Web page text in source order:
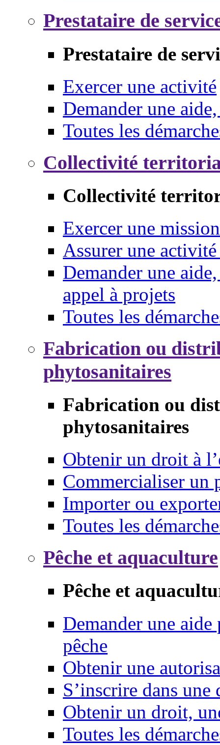
Prestataire de
Prestataire de
Exercer une activité
Demander une
Toutes les
Collectivité
Collectivité
Exercer une mission
Assurer une
Demander une
appel à projets
Toutes les
Fabrication ou
phytosanitaires
Fabrication ou
phytosanitaires
Obtenir un droit à
Commercialiser un
Importer ou
Toutes les
Pêche et aquaculture
Pêche et
Demander une
pêche
Obtenir une
S’inscrire dans une
Obtenir un droit,
Toutes les